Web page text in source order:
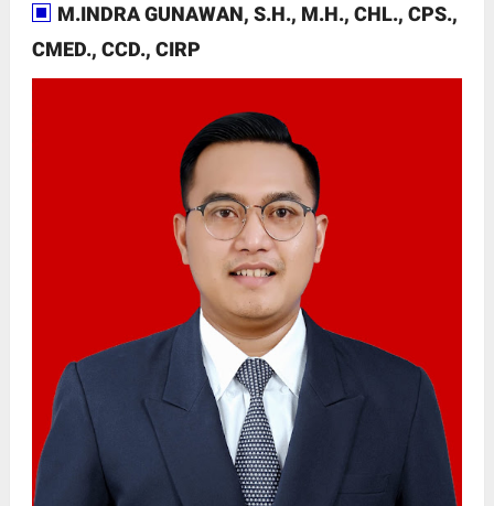
M.INDRA GUNAWAN, S.H., M.H., CHL., CPS.,
CMED., CCD., CIRP